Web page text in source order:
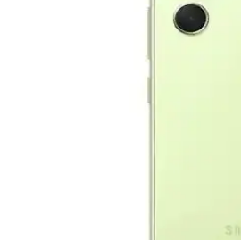
Günümüzde akıllı telefonlar, gelişmiş
Samsung Galaxy A01: Uygun
Galaxy A01, uygun fiyatı ve temel
Akıllı Telefon Seçiminde
Bu yazıda Oppo Reno A3 ve Samsung
Xiaomi Redmi 13 ve Samsung
Xiaomi Redmi 13 ve Samsung Galaxy